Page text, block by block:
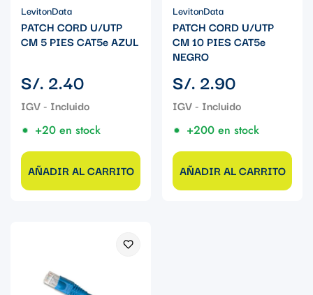
LevitonData
PATCH CORD U/UTP
CM 5 PIES CAT5e AZUL
Precio
regular
S/. 2.40
+20 en stock
AÑADIR AL CARRITO
LevitonData
PATCH CORD U/UTP
CM 10 PIES CAT5e
NEGRO
Precio
regular
S/. 2.90
+200 en stock
AÑADIR AL CARRITO